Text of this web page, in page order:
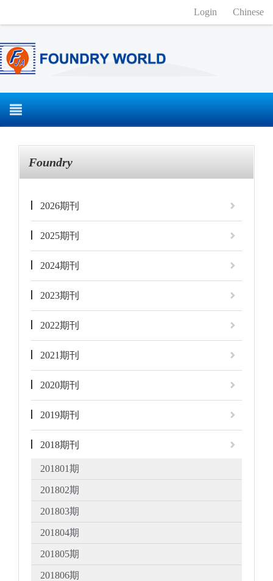
Login Chinese
Foundry
2026期刊
2025期刊
2024期刊
2023期刊
2022期刊
2021期刊
2020期刊
2019期刊
2018期刊
201801期
201802期
201803期
201804期
201805期
201806期